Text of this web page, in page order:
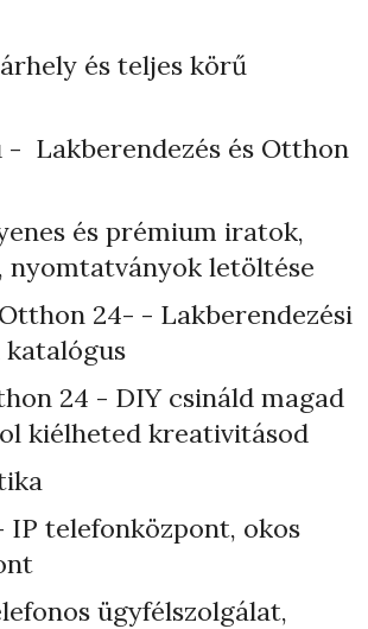
és teljes körű
- Lakberendezés és Otthon
és prémium iratok,
nyomtatványok letöltése
24- - Lakberendezési
24 - DIY csináld magad
kiélheted kreativitásod
IP telefonközpont, okos
ügyfélszolgálat,